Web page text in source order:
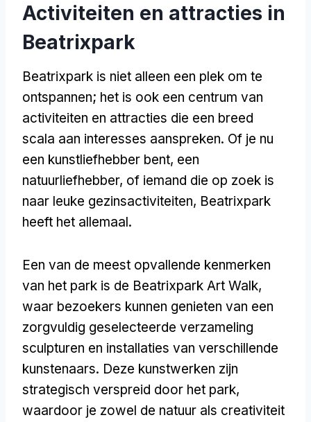
Activiteiten en attracties in
Beatrixpark
Beatrixpark is niet alleen een plek om te
ontspannen; het is ook een centrum van
activiteiten en attracties die een breed
scala aan interesses aanspreken. Of je nu
een kunstliefhebber bent, een
natuurliefhebber, of iemand die op zoek is
naar leuke gezinsactiviteiten, Beatrixpark
heeft het allemaal.
Een van de meest opvallende kenmerken
van het park is de Beatrixpark Art Walk,
waar bezoekers kunnen genieten van een
zorgvuldig geselecteerde verzameling
sculpturen en installaties van verschillende
kunstenaars. Deze kunstwerken zijn
strategisch verspreid door het park,
waardoor je zowel de natuur als creativiteit